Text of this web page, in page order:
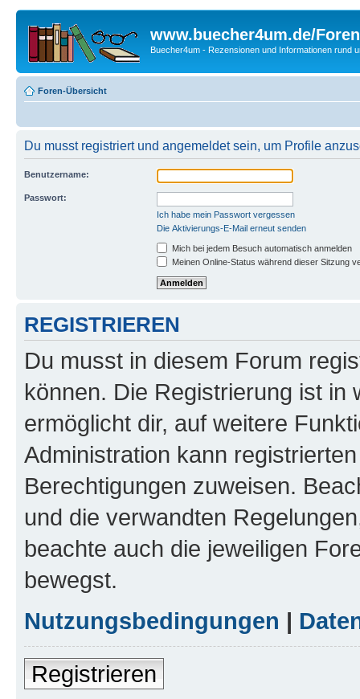
www.buecher4um.de/Foren
Buecher4um - Rezensionen und Informationen rund
Foren-Übersicht
Du musst registriert und angemeldet sein, um Profile
Benutzername:
Passwort:
Ich habe mein Passwort vergessen
Die Aktivierungs-E-Mail erneut senden
Mich bei jedem Besuch automatisch anmelden
Meinen Online-Status während dieser Sitzung
REGISTRIEREN
Du musst in diesem Forum
können. Die Registrierung ist in
ermöglicht dir, auf weitere
Administration kann
Berechtigungen zuweisen.
und die verwandten
beachte auch die jeweiligen
bewegst.
Nutzungsbedingungen |
Registrieren